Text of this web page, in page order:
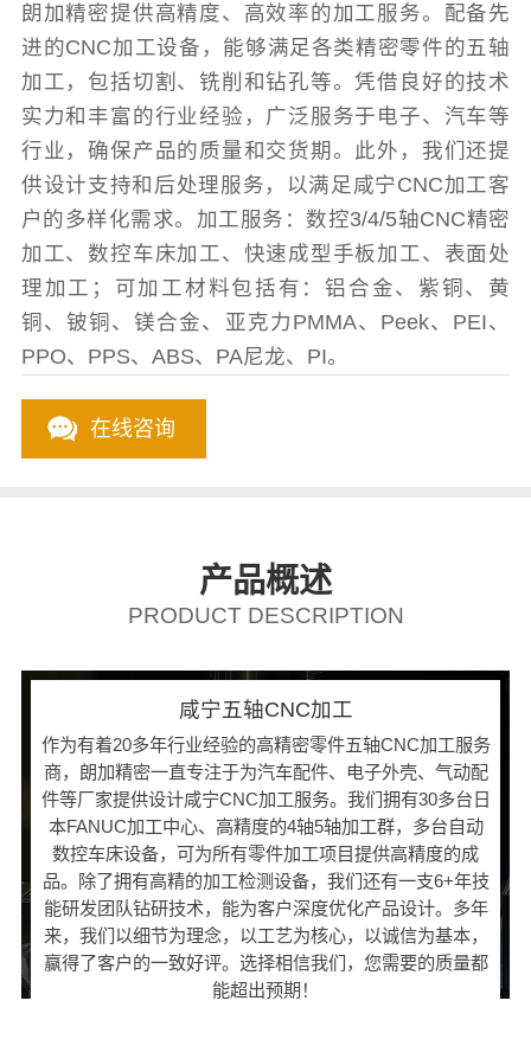
朗加精密提供高精度、高效率的加工服务。配备先
进的CNC加工设备，能够满足各类精密零件的五轴
加工，包括切割、铣削和钻孔等。凭借良好的技术
实力和丰富的行业经验，广泛服务于电子、汽车等
行业，确保产品的质量和交货期。此外，我们还提
供设计支持和后处理服务，以满足咸宁CNC加工客
户的多样化需求。加工服务：数控3/4/5轴CNC精密
加工、数控车床加工、快速成型手板加工、表面处
理加工；可加工材料包括有：铝合金、紫铜、黄
铜、铍铜、镁合金、亚克力PMMA、Peek、PEI、
PPO、PPS、ABS、PA尼龙、PI。
在线咨询
产品概述
PRODUCT DESCRIPTION
咸宁五轴CNC加工
作为有着20多年行业经验的高精密零件五轴CNC加工服务
商，朗加精密一直专注于为汽车配件、电子外壳、气动配
件等厂家提供设计咸宁CNC加工服务。我们拥有30多台日
本FANUC加工中心、高精度的4轴5轴加工群，多台自动
数控车床设备，可为所有零件加工项目提供高精度的成
品。除了拥有高精的加工检测设备，我们还有一支6+年技
能研发团队钻研技术，能为客户深度优化产品设计。多年
来，我们以细节为理念，以工艺为核心，以诚信为基本，
赢得了客户的一致好评。选择相信我们，您需要的质量都
能超出预期！